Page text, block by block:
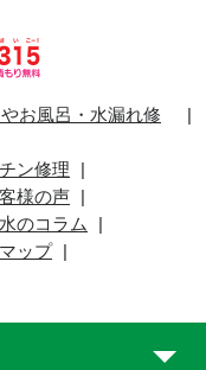
お風呂・水漏れ修
ン修理
様の声
水のコラム
ップ